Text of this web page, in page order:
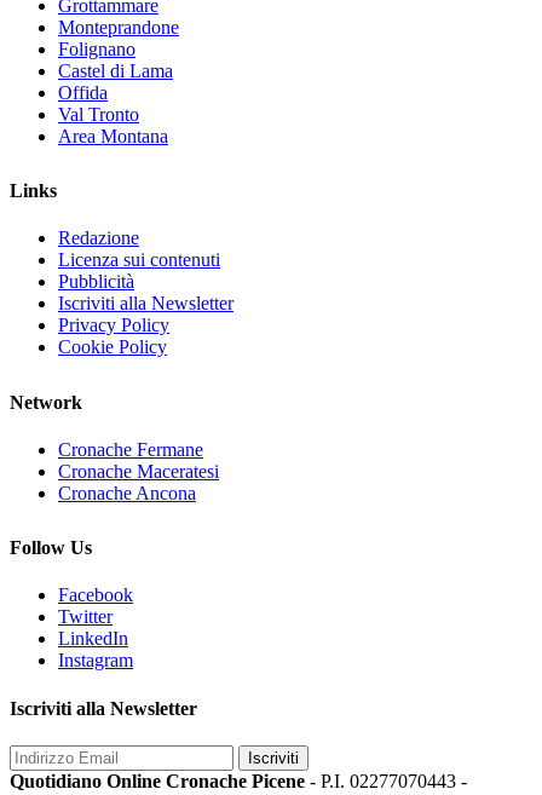
Grottammare
Monteprandone
Folignano
Castel di Lama
Offida
Val Tronto
Area Montana
Links
Redazione
Licenza sui contenuti
Pubblicità
Iscriviti alla Newsletter
Privacy Policy
Cookie Policy
Network
Cronache Fermane
Cronache Maceratesi
Cronache Ancona
Follow Us
Facebook
Twitter
LinkedIn
Instagram
Iscriviti alla Newsletter
Iscriviti
Quotidiano Online Cronache Picene - P.I. 02277070443 -